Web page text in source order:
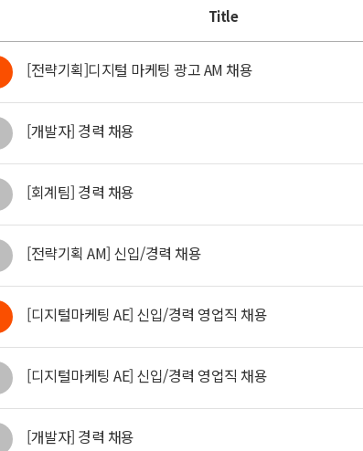
Title
[전략기획]디지털 마케팅 광고 AM 채용
[개발자] 경력 채용
[회계팀] 경력 채용
[전략기획 AM] 신입/경력 채용
[디지털마케팅 AE] 신입/경력 영업직 채용
[디지털마케팅 AE] 신입/경력 영업직 채용
[개발자] 경력 채용